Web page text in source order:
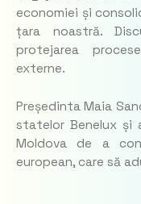
economiei și
țara noastră.
protejarea
externe.
Președinta Maia
statelor Benelux și
Moldova de a
european, care să